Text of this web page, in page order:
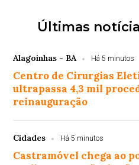
Últimas
Alagoinhas - BA Há 5 minutos
Centro de Cirurgias
ultrapassa 4,3 mil
reinauguração
Cidades Há 5 minutos
Castramóvel chega ao